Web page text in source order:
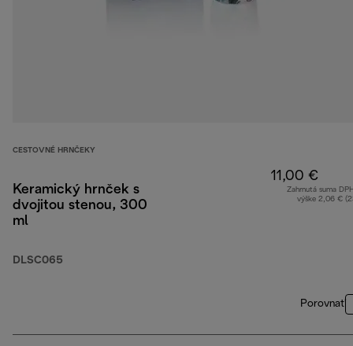
CESTOVNÉ HRNČEKY
Keramický hrnček s
dvojitou stenou, 300
ml
DLSC065
11,00 €
Zahrnutá suma
výške 2,06 €
Porovnať